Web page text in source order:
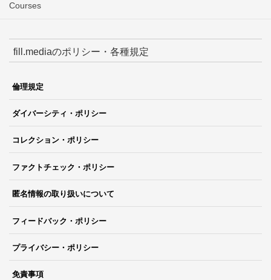
Courses
fill.mediaのポリシー・各種規定
倫理規定
ダイバーシティ・ポリシー
コレクション・ポリシー
ファクトチェック・ポリシー
匿名情報の取り扱いについて
フィードバック・ポリシー
プライバシー・ポリシー
免責事項